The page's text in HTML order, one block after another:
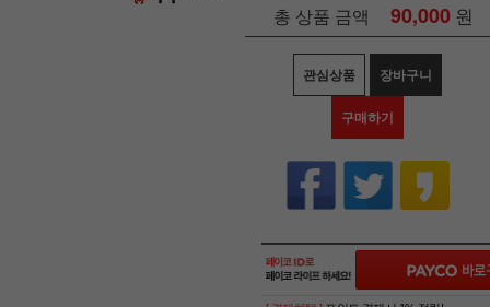
총 상품 금액 90,000 원
관심상품 장바구니
구매하기